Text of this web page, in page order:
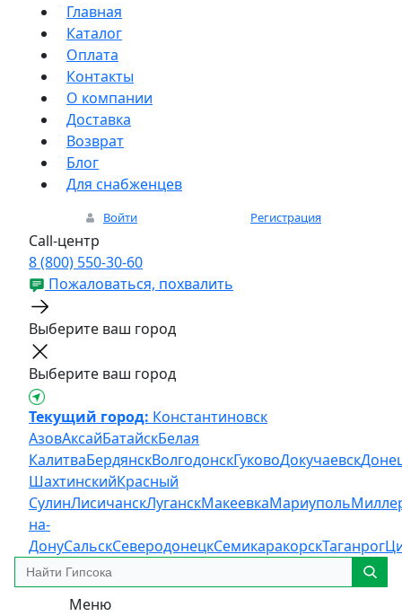
Главная
Каталог
Оплата
Контакты
О компании
Доставка
Возврат
Блог
Для снабженцев
Войти Регистрация
Call-центр
8 (800) 550-30-60
Пожаловаться, похвалить
Выберите ваш город
Выберите ваш город
Текущий город: Константиновск
АзовАксайБатайскБелая
КалитваБердянскВолгодонскГуковоДокучаевск
ШахтинскийКрасный
СулинЛисичанскЛуганскМакеевкаМариуполь
на-
ДонуСальскСеверодонецкСемикаракорскТаганрог
Меню